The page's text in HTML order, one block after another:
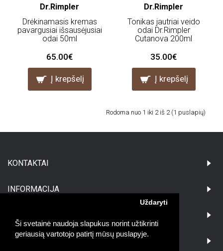
Ši svetainė naudoja slapukus norint užtikrinti
geriausią vartotojo patirtį mūsų puslapyje.
Uždaryti
Dr.Rimpler
Drėkinamasis kremas
pavargusiai išsausėjusiai
odai 50ml
65.00€
Į krepšelį
Dr.Rimpler
Tonikas jautriai veido
odai Dr.Rimpler
Cutanova 200ml
35.00€
Į krepšelį
Rodoma nuo 1 iki 2 iš 2 (1 puslapių)
KONTAKTAI
INFORMACIJA
DARBO LAIKAS: